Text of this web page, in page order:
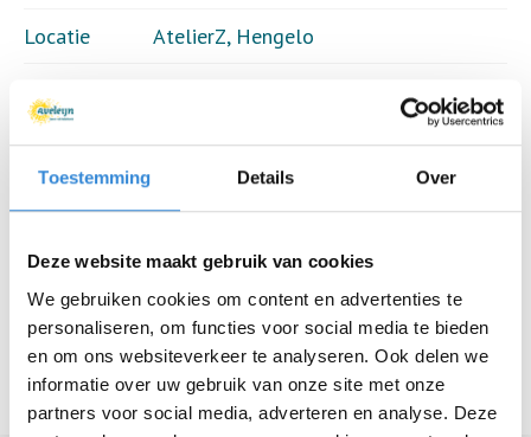
Toestemming Details Over
Deze website maakt gebruik van cookies
We gebruiken cookies om content en advertenties te
personaliseren, om functies voor social media te bieden
en om ons websiteverkeer te analyseren. Ook delen we
informatie over uw gebruik van onze site met onze
partners voor social media, adverteren en analyse. Deze
Locatie
AtelierZ, Hengelo
Kosten
Geen
Aanmelden is niet meer mogelijk.
Terug naar het overzicht